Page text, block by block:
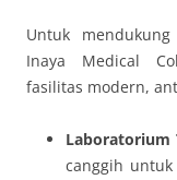
Untuk
Inaya Medical
fasilitas modern,
Laboratorium
canggih